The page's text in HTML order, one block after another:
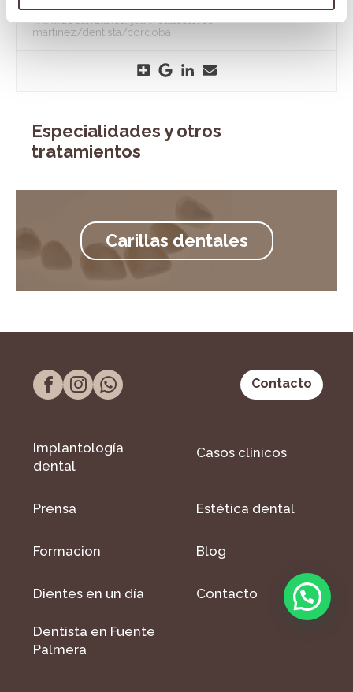
www.doctoralia.es/juan-ballesteros-
martinez/dentista/cordoba
Especialidades y otros
tratamientos
Carillas dentales
Contacto
Implantología
dental
Casos clínicos
Prensa Estética dental
Formacion Blog
Dientes en un día Contacto
Dentista en Fuente
Palmera